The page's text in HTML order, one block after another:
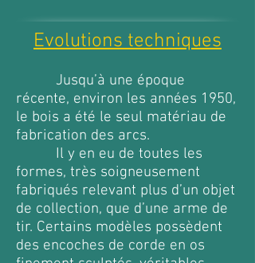
Evolutions techniques
Jusqu’à une époque
récente, environ les années 1950,
le bois a été le seul matériau de
fabrication des arcs.
Il y en eu de toutes les
formes, très soigneusement
fabriqués relevant plus d’un objet
de collection, que d’une arme de
tir. Certains modèles possèdent
des encoches de corde en os